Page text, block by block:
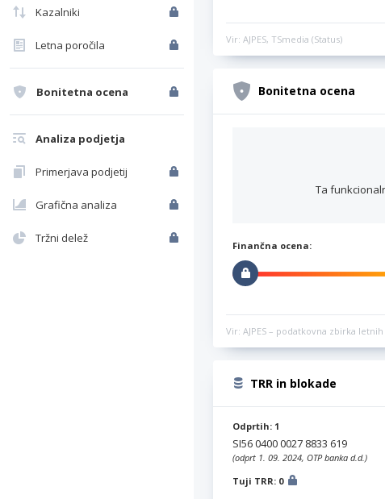
Kazalniki
Letna poročila
Bonitetna ocena
Analiza podjetja
Primerjava podjetij
Grafična analiza
Tržni delež
Vir: AJPES, TSmedia (Status)
Bonitetna ocena
Ta
Finančna ocena:
Vir: AJPES – podatkovna zbirka
TRR in blokade
Odprtih: 1
SI56 0400 0027 8833 619
(odprt 1. 09. 2024, OTP banka d.d.)
Tuji TRR: 0